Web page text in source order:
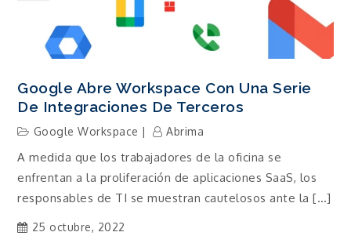
Google Abre Workspace Con Una Serie
De Integraciones De Terceros
Google Workspace Abrima
A medida que los trabajadores de la oficina se
enfrentan a la proliferación de aplicaciones SaaS, los
responsables de TI se muestran cautelosos ante la […]
25 octubre, 2022